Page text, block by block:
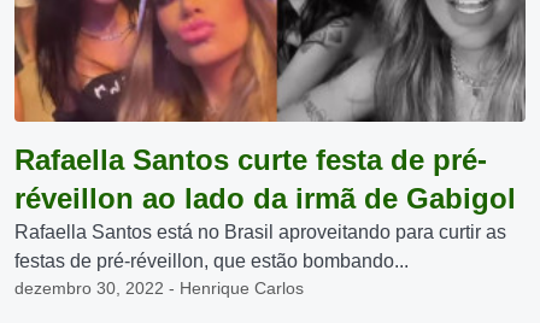
Rafaella Santos curte festa de pré-
réveillon ao lado da irmã de Gabigol
Rafaella Santos está no Brasil aproveitando para curtir as
festas de pré-réveillon, que estão bombando...
dezembro 30, 2022 - Henrique Carlos